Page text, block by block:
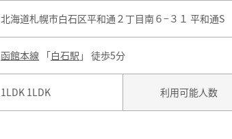
北海道札幌市白石区平和通２丁目南６−３１ 平和通S
函館本線 「白石駅 」 徒歩5分
1LDK 1LDK 利用可能人数